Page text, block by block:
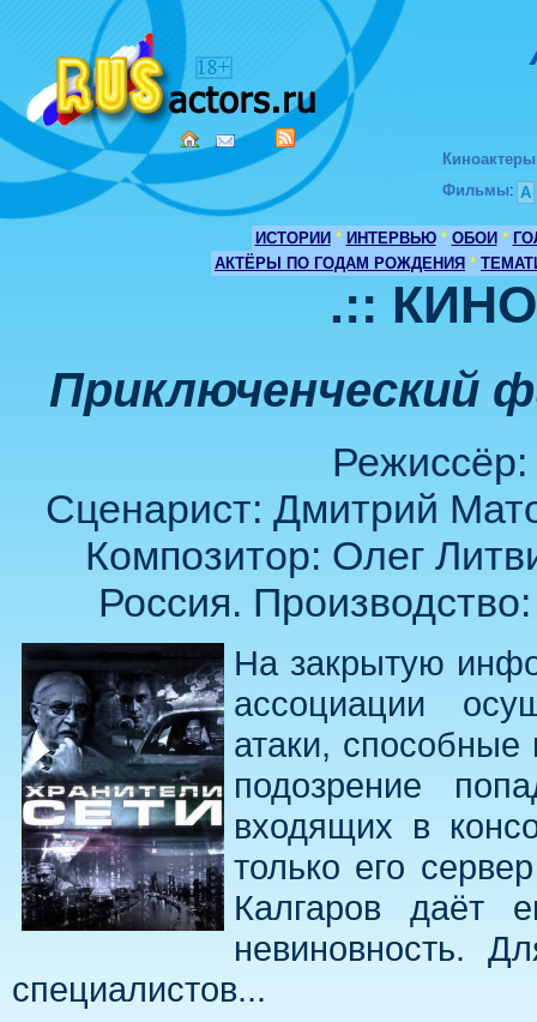
Киноактеры
Фильмы: А
ИСТОРИИ * ИНТЕРВЬЮ * ОБОИ *
АКТЁРЫ ПО ГОДАМ РОЖДЕНИЯ *
.::
Приключенческий
Сценарист: Дмитрий
Композитор: Олег
Россия.
На закрытую
ассоциации
атаки,
подозрение
входящих в
только его
Калгаров даёт
невиновность.
специалистов...